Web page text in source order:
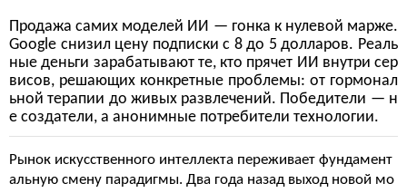
Продажа самих моделей ИИ — гонка к нулевой марже.
Google снизил цену подписки с 8 до 5 долларов. Реаль
ные деньги зарабатывают те, кто прячет ИИ внутри сер
висов, решающих конкретные проблемы: от гормонал
ьной терапии до живых развлечений. Победители — н
е создатели, а анонимные потребители технологии.
Рынок искусственного интеллекта переживает фундамент
альную смену парадигмы. Два года назад выход новой мо